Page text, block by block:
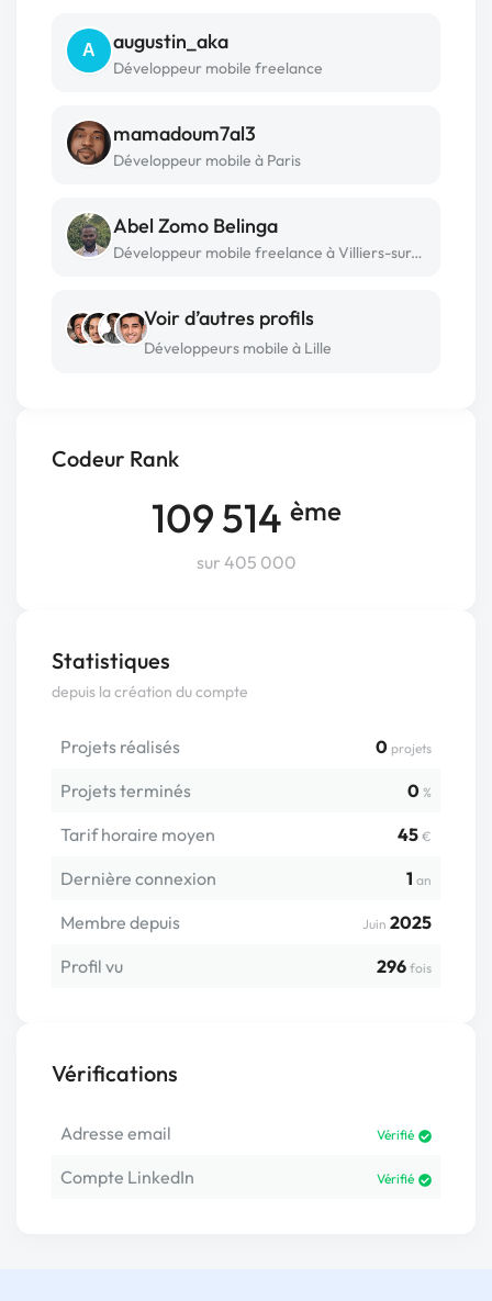
Codeur Rank
109 514 ème
sur 405 000
Statistiques
depuis la création du compte
Projets réalisés 0 projets
Projets terminés 0 %
Tarif horaire moyen 45 €
Dernière connexion 1 an
Membre depuis Juin 2025
Profil vu
296 fois
Vérifications
Adresse email Vérifié
Compte LinkedIn Vérifié
A augustin_aka
Développeur mobile freelance
mamadoum7al3
Développeur mobile à Paris
Abel Zomo Belinga
Développeur mobile freelance à Villiers-sur-marne
Voir d’autres profils
Développeurs mobile à Lille